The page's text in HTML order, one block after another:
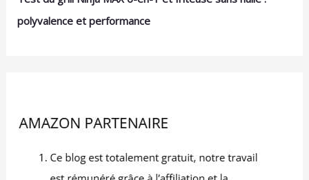
polyvalence et performance